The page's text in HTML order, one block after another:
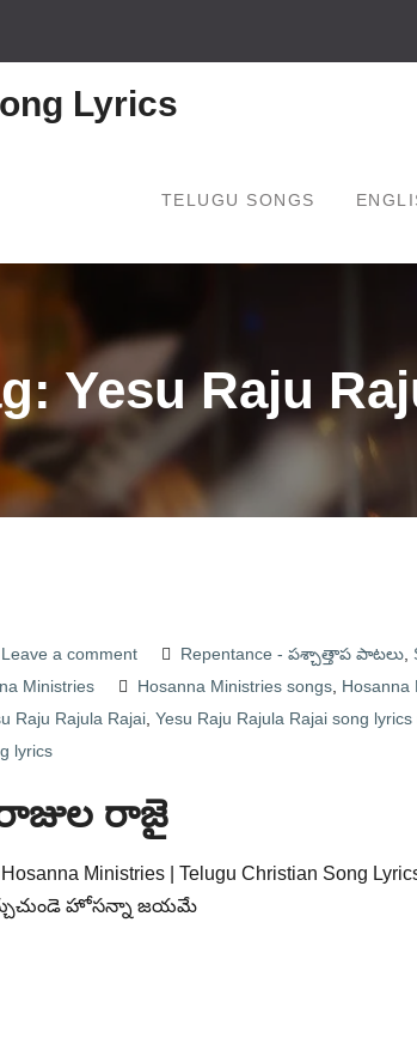
Lyrics
TELUGU SONGS
Yesu Raju
Leave a comment Repentance - పశ్చాత్తాప పాటలు
Ministries
Hosanna Ministries songs Hosanna
Raju Rajula Rajai Yesu Raju Rajula Rajai song lyrics
lyrics
రాజై
Ministries | Telugu Christian Song
హోసన్నా జయమే